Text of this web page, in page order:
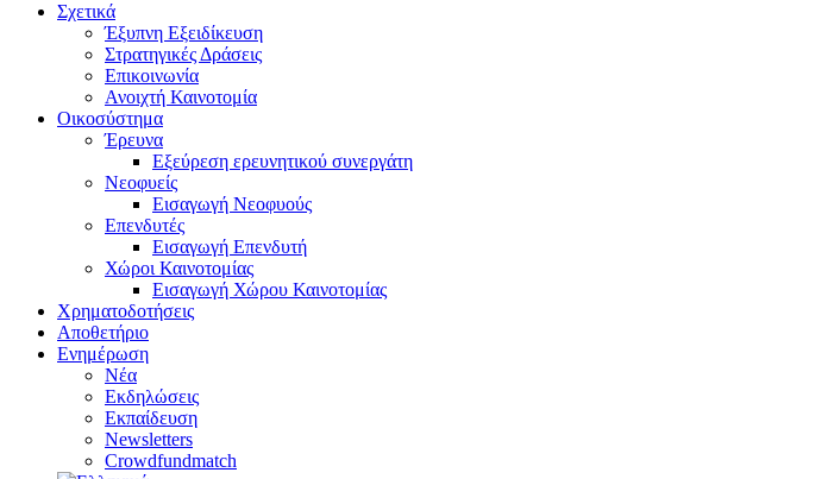
Σχετικά
Έξυπνη Εξειδίκευση
Στρατηγικές Δράσεις
Επικοινωνία
Ανοιχτή Καινοτομία
Οικοσύστημα
Έρευνα
Εξεύρεση ερευνητικού συνεργάτη
Νεοφυείς
Εισαγωγή Νεοφυούς
Επενδυτές
Εισαγωγή Επενδυτή
Χώροι Καινοτομίας
Εισαγωγή Χώρου Καινοτομίας
Χρηματοδοτήσεις
Αποθετήριο
Ενημέρωση
Νέα
Εκδηλώσεις
Εκπαίδευση
Newsletters
Crowdfundmatch